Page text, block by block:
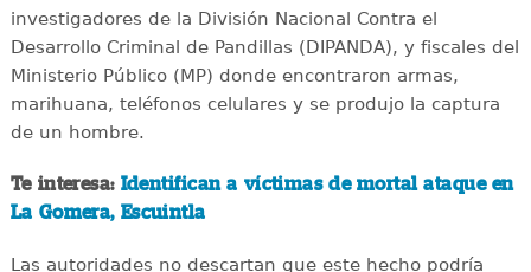
investigadores de la División Nacional Contra el
Desarrollo Criminal de Pandillas (DIPANDA), y fiscales del
Ministerio Público (MP) donde encontraron armas,
marihuana, teléfonos celulares y se produjo la captura
de un hombre.
Te interesa: Identifican a víctimas de mortal ataque en
La Gomera, Escuintla
Las autoridades no descartan que este hecho podría